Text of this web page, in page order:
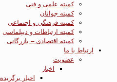
کمیته علمی و فنی
کمیته جوانان
کمیته فرهنگی و اجتماعی
کمیته ارتباطات و دیپلماسی
کمیته اقتصادی – بازرگانی
ارتباط با ما
عضویت
اخبار
اخبار برگزیده